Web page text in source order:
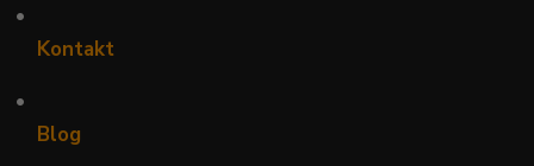
•
Kontakt
•
Blog